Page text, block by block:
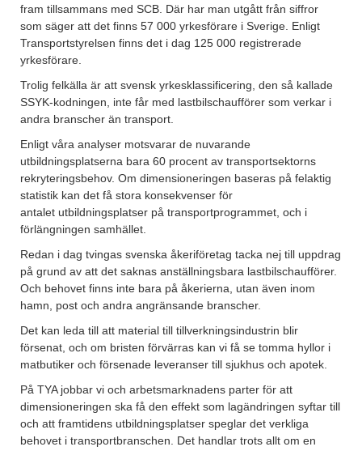
fram tillsammans med SCB. Där har man utgått från siffror
som säger att det finns 57 000 yrkesförare i Sverige. Enligt
Transportstyrelsen finns det i dag 125 000 registrerade
yrkesförare.
Trolig felkälla är att svensk yrkesklassificering, den så kallade
SSYK-kodningen, inte får med lastbilschaufförer som verkar i
andra branscher än transport.
Enligt våra analyser motsvarar de nuvarande
utbildningsplatserna bara 60 procent av transportsektorns
rekryteringsbehov. Om dimensioneringen baseras på felaktig
statistik kan det få stora konsekvenser för
antalet utbildningsplatser på transportprogrammet, och i
förlängningen samhället.
Redan i dag tvingas svenska åkeriföretag tacka nej till uppdrag
på grund av att det saknas anställningsbara lastbilschaufförer.
Och behovet finns inte bara på åkerierna, utan även inom
hamn, post och andra angränsande branscher.
Det kan leda till att material till tillverkningsindustrin blir
försenat, och om bristen förvärras kan vi få se tomma hyllor i
matbutiker och försenade leveranser till sjukhus och apotek.
På TYA jobbar vi och arbetsmarknadens parter för att
dimensioneringen ska få den effekt som lagändringen syftar till
och att framtidens utbildningsplatser speglar det verkliga
behovet i transportbranschen. Det handlar trots allt om en